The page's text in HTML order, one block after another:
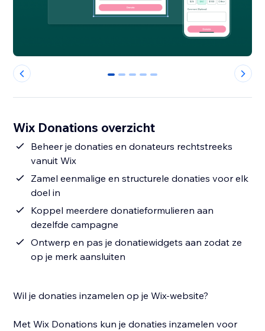
0 1 2 3 4
Wix Donations overzicht
Beheer je donaties en donateurs rechtstreeks
vanuit Wix
Zamel eenmalige en structurele donaties voor elk
doel in
Koppel meerdere donatieformulieren aan
dezelfde campagne
Ontwerp en pas je donatiewidgets aan zodat ze
op je merk aansluiten
Wil je donaties inzamelen op je Wix-website?
Met Wix Donations kun je donaties inzamelen voor